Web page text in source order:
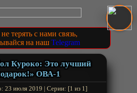
терять с нами связь,
на наш Telegram
Куроко: Это лучший
ОВА-1
23 июля 2019 | Серии: [1 из 1]